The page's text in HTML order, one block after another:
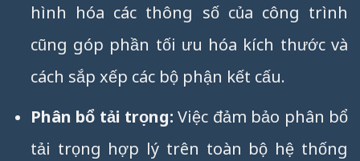
hình hóa các thông số của công trình
cũng góp phần tối ưu hóa kích thước và
cách sắp xếp các bộ phận kết cấu.
Phân bổ tải trọng:Việc đảm bảo phân bổ
tải trọng hợp lý trên toàn bộ hệ thống